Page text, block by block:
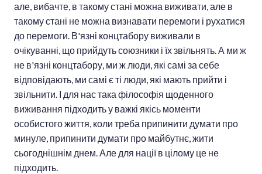
але, вибачте, в такому стані можна виживати, але в
такому стані не можна визнавати перемоги і рухатися
до перемоги. В'язні концтабору виживали в
очікуванні, що прийдуть союзники і їх звільнять. А ми ж
не в'язні концтабору, ми ж люди, які самі за себе
відповідають, ми самі є ті люди, які мають прийти і
звільнити. І для нас така філософія щоденного
виживання підходить у важкі якісь моменти
особистого життя, коли треба припинити думати про
минуле, припинити думати про майбутнє, жити
сьогоднішнім днем. Але для нації в цілому це не
підходить.